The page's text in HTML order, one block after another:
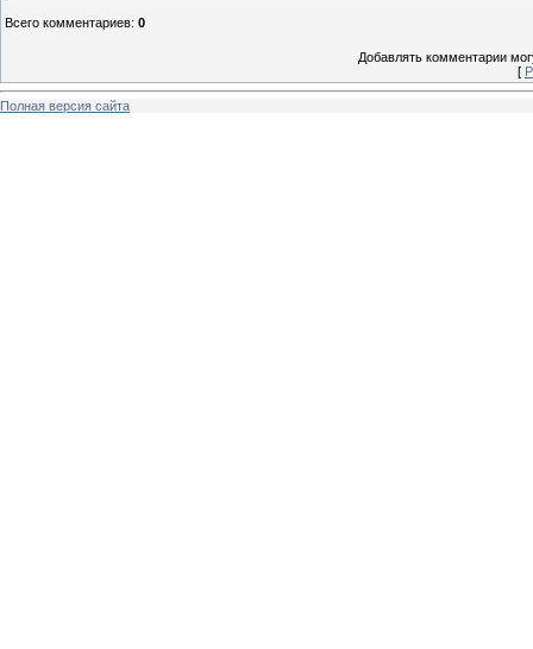
Всего комментариев: 0
Добавлять комментарии
[
Полная версия сайта